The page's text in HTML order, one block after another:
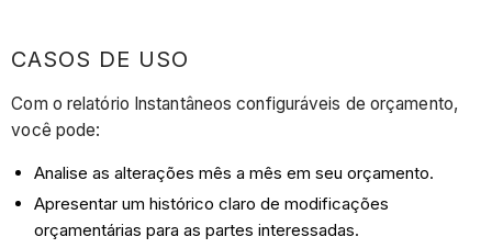
CASOS DE USO
Com o relatório Instantâneos configuráveis de orçamento,
você pode:
Analise as alterações mês a mês em seu orçamento.
Apresentar um histórico claro de modificações
orçamentárias para as partes interessadas.